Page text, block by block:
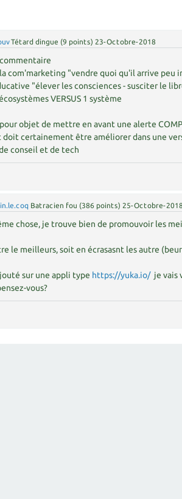
Tétard dingue (9 points) 23-Octobre-2018
la com'marketing "vendre quoi qu'il arrive peu
"élever les consciences - susciter le
VERSUS 1 système
objet de mettre en avant une alerte
certainement être améliorer dans une
conseil et de tech
Batracien fou (386 points) 25-Octobre-2018
chose, je trouve bien de promouvoir les
le meilleurs, soit en écrasasnt les autre
sur une appli type https://yuka.io/je vais
vous?